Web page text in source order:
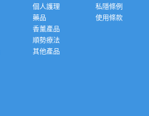
個人護理
藥品
香薰產品
順勢療法
其他產品
私隱條例
使用條款